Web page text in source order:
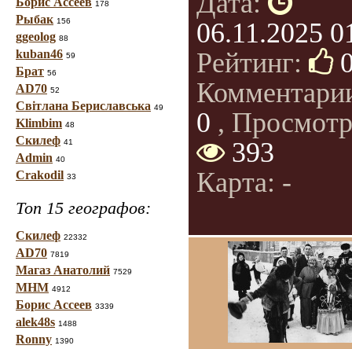
178
Рыбак 156
ggeolog 88
kuban46 59
Брат 56
AD70 52
Світлана Бериславська 49
Klimbim 48
Скилеф 41
Admin 40
Crakodil 33
Топ 15 географов:
Скилеф 22332
AD70 7819
Магаз Анатолий 7529
МНМ 4912
Борис Ассеев 3339
alek48s 1488
Ronny 1390
06.11.2025
Рейтинг:
0 ,
393
Карта: -